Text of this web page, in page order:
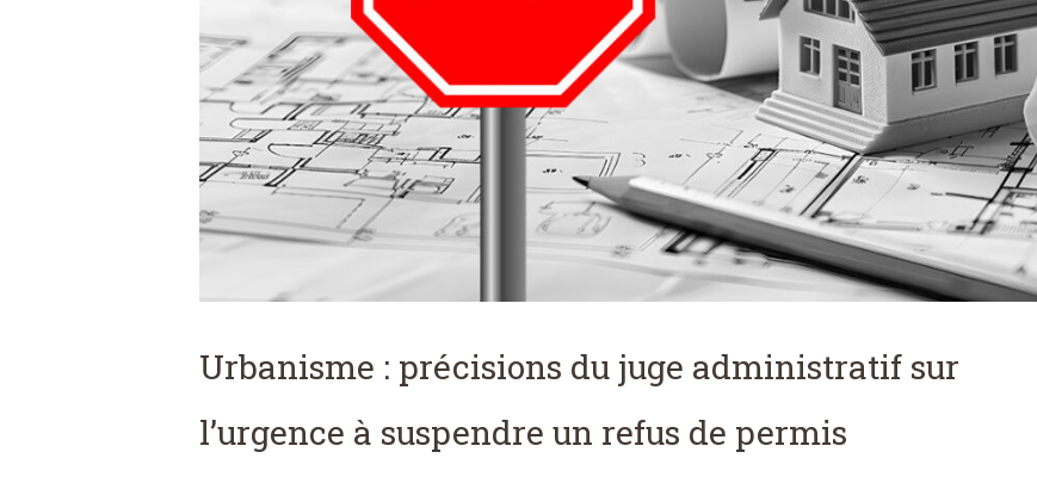
Urbanisme : précisions du juge administratif sur
l’urgence à suspendre un refus de permis